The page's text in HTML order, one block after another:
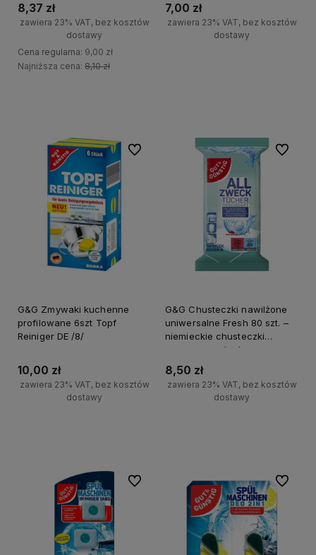
8,37 zł
zawiera 23% VAT, bez kosztów
dostawy
Cena regularna: 9,00 zł
Najniższa cena: 8,10 zł
7,00 zł
zawiera 23% VAT, bez kosztów
dostawy
G&G Zmywaki kuchenne
profilowane 6szt Topf
Reiniger DE /8/
10,00 zł
zawiera 23% VAT, bez kosztów
dostawy
Do ulubionych
G&G Chusteczki nawilżone
uniwersalne Fresh 80 szt. –
niemieckie chusteczki
czyszczące do domu
8,50 zł
zawiera 23% VAT, bez kosztów
dostawy
Do
Do ulubionych Do